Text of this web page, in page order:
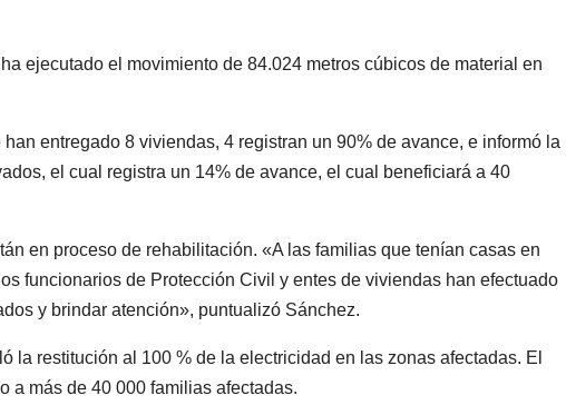
ejecutado el movimiento de 84.024 metros cúbicos de material en
entregado 8 viviendas, 4 registran un 90% de avance, e informó la
el cual registra un 14% de avance, el cual beneficiará a 40
en proceso de rehabilitación. «A las familias que tenían casas en
funcionarios de Protección Civil y entes de viviendas han efectuado
y brindar atención», puntualizó Sánchez.
la restitución al 100 % de la electricidad en las zonas afectadas. El
a más de 40 000 familias afectadas.